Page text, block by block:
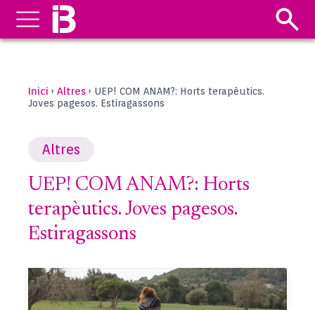
Inici › Altres › UEP! COM ANAM?: Horts terapèutics.
Joves pagesos. Estiragassons
Altres
UEP! COM ANAM?: Horts
terapèutics. Joves pagesos.
Estiragassons